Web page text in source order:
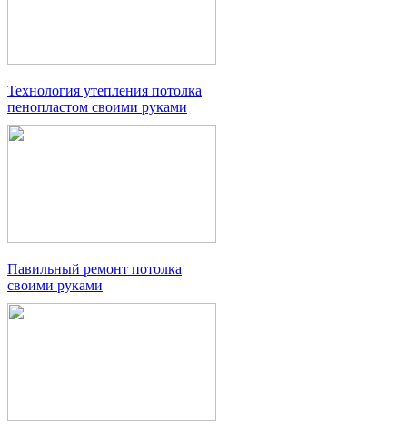
Технология утепления потолка
пенопластом своими руками
Павильный ремонт потолка
своими руками